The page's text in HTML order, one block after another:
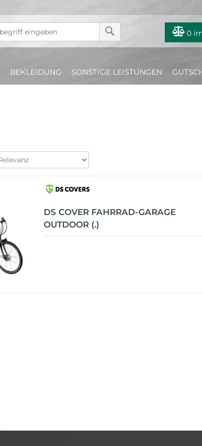
0
BEKLEIDUNG SONSTIGE LEISTUNGEN
DS COVER FAHRRAD-GARAGE
OUTDOOR (.)